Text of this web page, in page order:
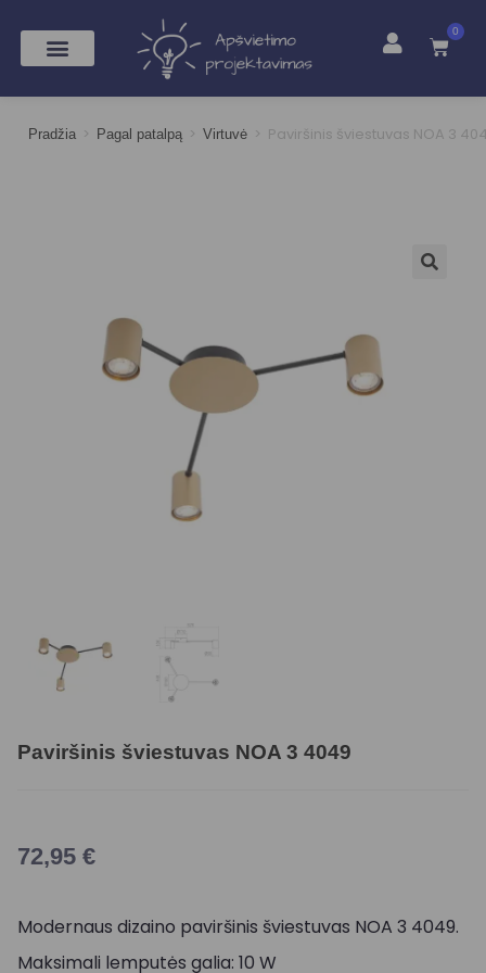
0
Pradžia > Pagal patalpą > Virtuvė > Paviršinis šviestuvas NOA 3
Paviršinis šviestuvas NOA 3 4049
72,95 €
Modernaus dizaino paviršinis šviestuvas NOA 3 4049.
Maksimali lemputės galia: 10 W